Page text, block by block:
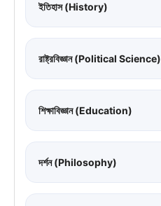
ইতিহাস (History)
রাষ্ট্রবিজ্ঞান (Political Science)
শিক্ষাবিজ্ঞান (Education)
দর্শন (Philosophy)